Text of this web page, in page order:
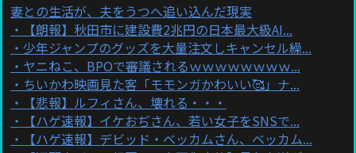
妻との生活が、夫をうつへ追い込んだ現実
【朗報】秋田市に建設費2兆円の日本最大級AI...
少年ジャンプのグッズを大量注文しキャンセル繰...
ヤニねこ、BPOで審議されるｗｗｗｗｗｗｗｗ...
ちいかわ映画見た客「モモンガかわいい🥰」ナ...
【悲報】ルフィさん、壊れる・・・
【ハゲ速報】イケおぢさん、若い女子をSNSで...
【ハゲ速報】デビッド・ベッカムさん、ベッカム...